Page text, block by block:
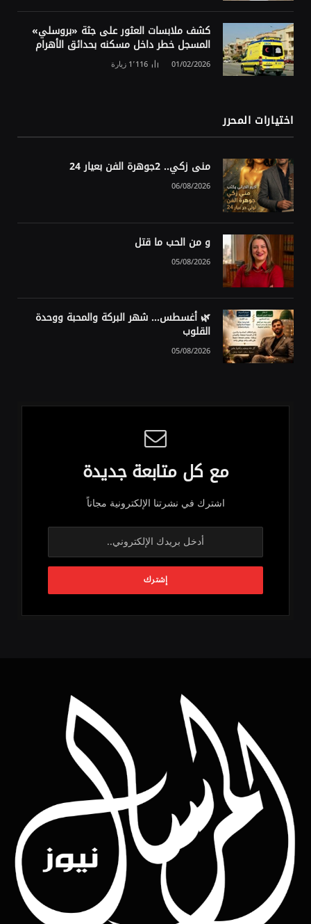
كشف ملابسات العثور على جثة «بروسلي»
المسجل خطر داخل مسكنه بحدائق الأهرام
01/02/2026 1٬116زيارة
اختيارات المحرر
منى زكي.. 2جوهرة الفن بعيار 24
06/08/2026
و من الحب ما قتل
05/08/2026
🌿 أغسطس… شهر البركة والمحبة ووحدة
القلوب
05/08/2026
مع كل متابعة جديدة
اشترك في نشرتنا الإلكترونية مجاناً